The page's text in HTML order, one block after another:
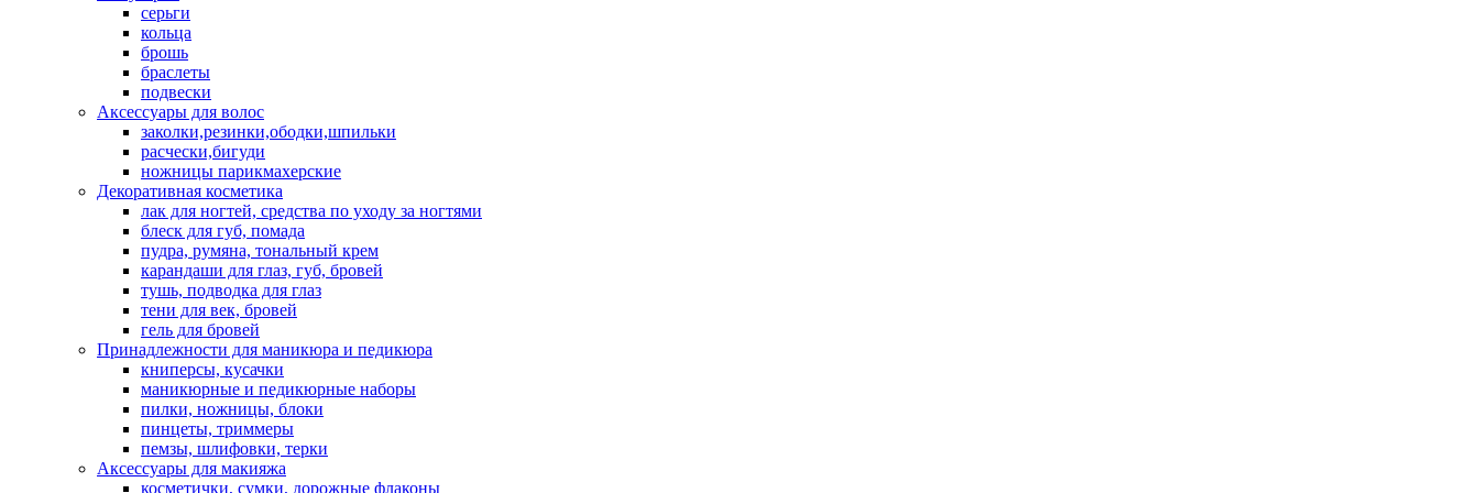
серьги
кольца
брошь
браслеты
подвески
Аксессуары для волос
заколки,резинки,ободки,шпильки
расчески,бигуди
ножницы парикмахерские
Декоративная косметика
лак для ногтей, средства по уходу за ногтями
блеск для губ, помада
пудра, румяна, тональный крем
карандаши для глаз, губ, бровей
тушь, подводка для глаз
тени для век, бровей
гель для бровей
Принадлежности для маникюра и педикюра
книперсы, кусачки
маникюрные и педикюрные наборы
пилки, ножницы, блоки
пинцеты, триммеры
пемзы, шлифовки, терки
Аксессуары для макияжа
косметички, сумки, дорожные флаконы